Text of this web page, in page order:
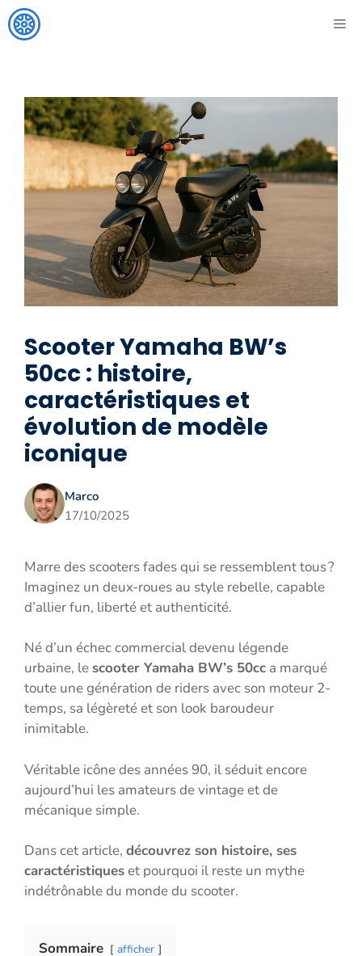
Aller
au
Scooter Yamaha BW’s
50cc : histoire,
caractéristiques et
évolution de modèle
iconique
Marco
17/10/2025
Marre des scooters fades qui se ressemblent tous ?
Imaginez un deux-roues au style rebelle, capable
d’allier fun, liberté et authenticité.
Né d’un échec commercial devenu légende
urbaine, lescooter Yamaha BW’s 50cc a marqué
toute une génération de riders avec son moteur 2-
temps, sa légèreté et son look baroudeur
inimitable.
Véritable icône des années 90, il séduit encore
aujourd’hui les amateurs de vintage et de
mécanique simple.
Dans cet article, découvrez son histoire, ses
caractéristiqueset pourquoi il reste un mythe
indétrônable du monde du scooter.
Sommaire afficher